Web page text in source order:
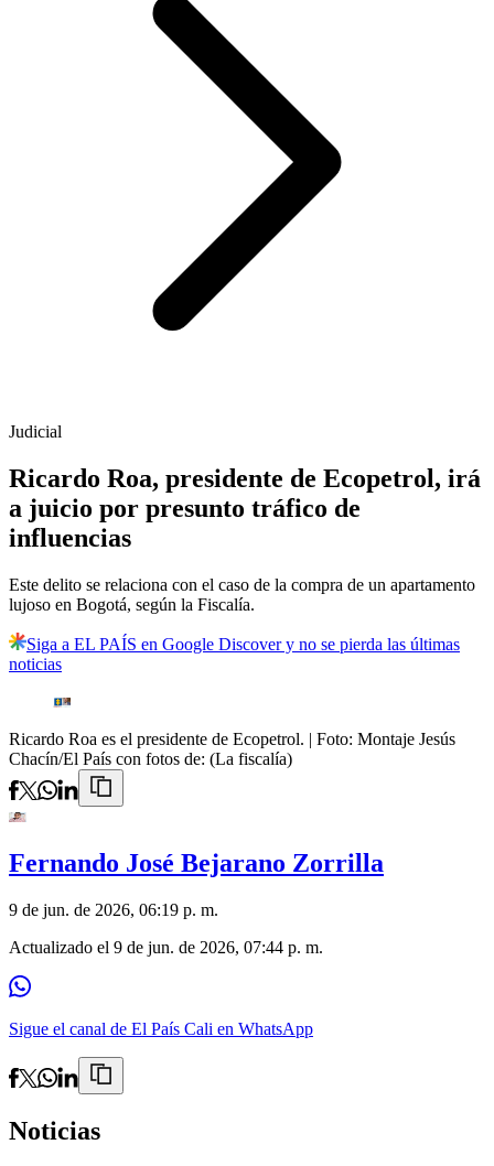
Judicial
Ricardo Roa, presidente de Ecopetrol, irá
a juicio por presunto tráfico de
influencias
Este delito se relaciona con el caso de la compra de un apartamento
lujoso en Bogotá, según la Fiscalía.
Siga a EL PAÍS en Google Discover y no se pierda las últimas
noticias
Ricardo Roa es el presidente de Ecopetrol. | Foto: Montaje Jesús
Chacín/El País con fotos de: (La fiscalía)
Fernando José Bejarano Zorrilla
9 de jun. de 2026, 06:19 p. m.
Actualizado el 9 de jun. de 2026, 07:44 p. m.
Sigue el canal de El País Cali en WhatsApp
Noticias